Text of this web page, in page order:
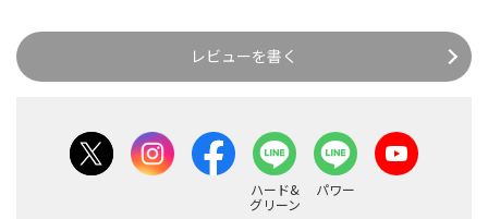
レビューを書く
ハード&
グリーン
パワー